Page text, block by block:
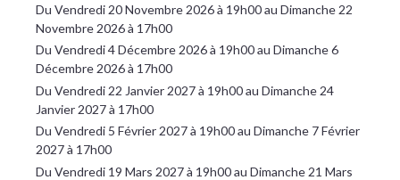
Du Vendredi 20 Novembre 2026 à 19h00 au Dimanche 22
Novembre 2026 à 17h00
Du Vendredi 4 Décembre 2026 à 19h00 au Dimanche 6
Décembre 2026 à 17h00
Du Vendredi 22 Janvier 2027 à 19h00 au Dimanche 24
Janvier 2027 à 17h00
Du Vendredi 5 Février 2027 à 19h00 au Dimanche 7 Février
2027 à 17h00
Du Vendredi 19 Mars 2027 à 19h00 au Dimanche 21 Mars